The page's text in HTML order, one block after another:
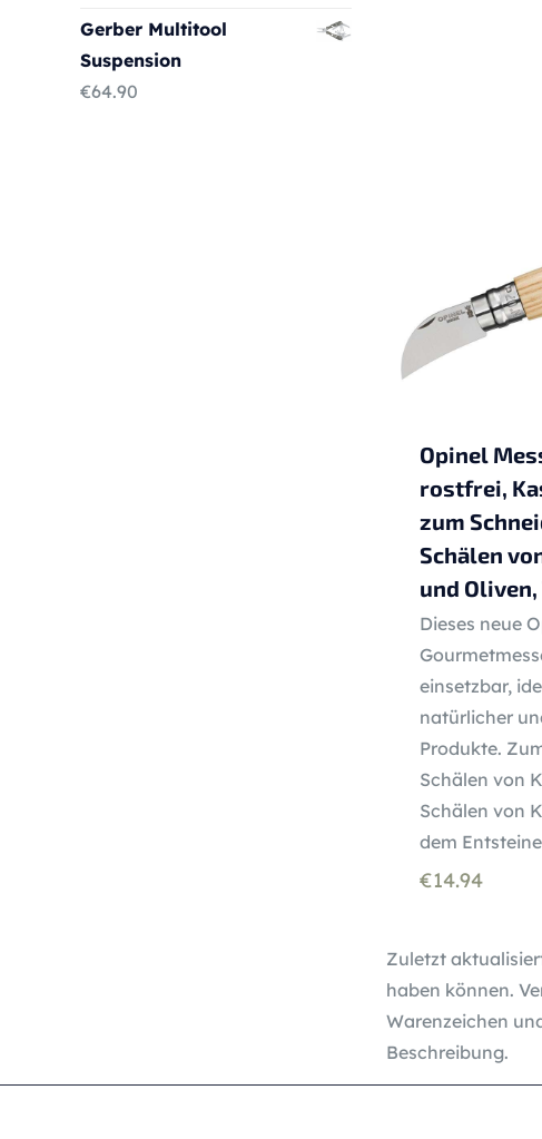
Opinel
rostfrei,
zum
Schälen
und
Dieses neue
einsetzbar,
natürlicher
Produkte.
Schälen von
Schälen von
dem
€14.94
Zuletzt
haben können.
Warenzeichen
Beschreibung.
Preis
war:
Preis
Gerber Multitool
Suspension
€64.90